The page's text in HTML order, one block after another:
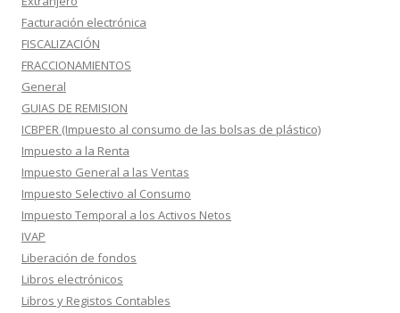
Facturación electrónica
FISCALIZACIÓN
FRACCIONAMIENTOS
General
GUIAS DE REMISION
ICBPER (Impuesto al consumo de las bolsas de plástico)
Impuesto a la Renta
Impuesto General a las Ventas
Impuesto Selectivo al Consumo
Impuesto Temporal a los Activos Netos
IVAP
Liberación de fondos
Libros electrónicos
Libros y Registos Contables